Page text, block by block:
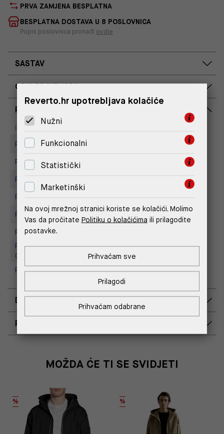
PRVA ZAMJENA BESPLATNA
BESPLATNA DOSTAVA U 8 POSLOVNICA
Popis poslovnica pronađi ovdje
SASTAV
OPIS PROIZVODA
RASPOLOŽIVOST PO POSLOVNICAMA
Poslovnica
Replay store, Arena centar
Replay Store, City Center One
Replay Store, Joker Centar
Replay Store, Mall of Split
Replay Store, Supernova Zadar
Replay store, Tower Centar
Replay Outlet Store, Designer
Outlet Croatia
Replay Outlet Store, Split
DOSTAVA
POVRAT I ZAMJENA
MOŽDA ĆE TI SE SVIDJETI
% %
Reverto.hr upotrebljava kolačiće
Nužni
Funkcionalni
Statistički
Marketinški
Na ovoj mrežnoj stranici koriste se kolačići. Molimo
Vas da pročitate Politiku o kolačićima ili prilagodite
postavke.
Prihvaćam odabrane
Prilagodi
Prihvaćam sve